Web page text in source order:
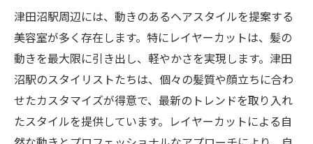
津田沼駅周辺には、動きのあるヘアスタイルを提案する
美容室が多く存在します。特にレイヤーカットは、髪の
動きを最大限に引き出し、軽やかさを実現します。津田
沼駅のスタイリストたちは、個々の髪質や顔立ちに合わ
せたカスタマイズが得意で、最新のトレンドを取り入れ
たスタイルを提供しています。レイヤーカットによる自